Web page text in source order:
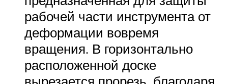
рабочей части инструмента от
деформации вовремя
вращения. В горизонтально
расположенной доске